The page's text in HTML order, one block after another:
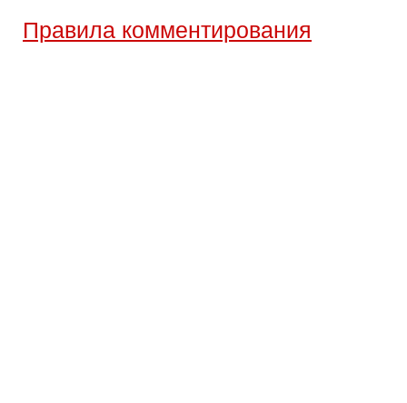
Правила комментирования